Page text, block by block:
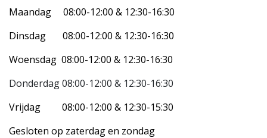
Maandag 08:00-12:00 & 12:30-16:30
Dinsdag 08:00-12:00 & 12:30-16:30
Woensdag 08:00-12:00 & 12:30-16:30
Donderdag 08:00-12:00 & 12:30-16:30
Vrijdag 08:00-12:00 & 12:30-15:30
Gesloten op zaterdag en zondag